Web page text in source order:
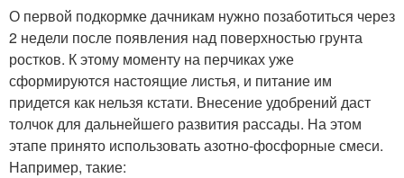
О первой подкормке дачникам нужно позаботиться через
2 недели после появления над поверхностью грунта
ростков. К этому моменту на перчиках уже
сформируются настоящие листья, и питание им
придется как нельзя кстати. Внесение удобрений даст
толчок для дальнейшего развития рассады. На этом
этапе принято использовать азотно-фосфорные смеси.
Например, такие: